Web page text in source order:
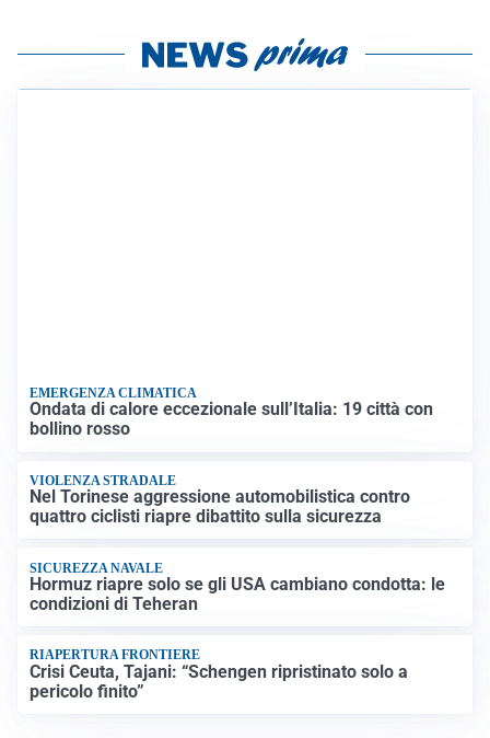
EMERGENZA CLIMATICA
Ondata di calore eccezionale sull’Italia: 19 città con
bollino rosso
VIOLENZA STRADALE
Nel Torinese aggressione automobilistica contro
quattro ciclisti riapre dibattito sulla sicurezza
SICUREZZA NAVALE
Hormuz riapre solo se gli USA cambiano condotta: le
condizioni di Teheran
RIAPERTURA FRONTIERE
Crisi Ceuta, Tajani: “Schengen ripristinato solo a
pericolo finito”